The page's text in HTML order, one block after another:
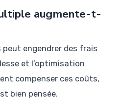
augmente-t-
engendrer des frais
et l’optimisation
compenser ces coûts,
bien pensée.